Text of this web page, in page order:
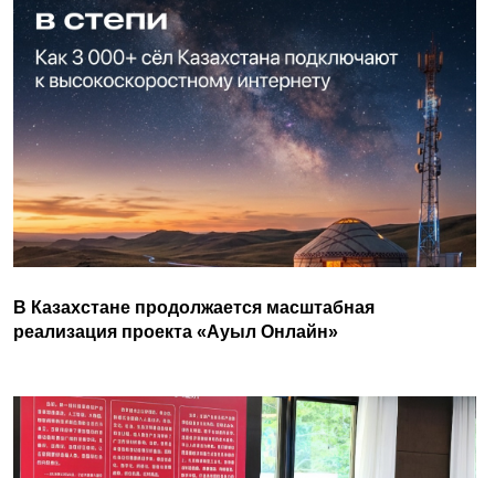
В Казахстане продолжается масштабная
реализация проекта «Ауыл Онлайн»